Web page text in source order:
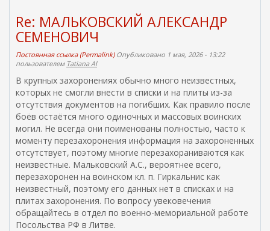
Re: МАЛЬКОВСКИЙ АЛЕКСАНДР
СЕМЕНОВИЧ
Постоянная ссылка (Permalink)Опубликовано 1 мая, 2026 - 13:22
пользователем Tatiana Al
В крупных захоронениях обычно много неизвестных,
которых не смогли внести в списки и на плиты из-за
отсутствия документов на погибших. Как правило после
боёв остаётся много одиночных и массовых воинских
могил. Не всегда они поименованы полностью, часто к
моменту перезахоронения информация на захороненных
отсутствует, поэтому многие перезахораниваются как
неизвестные. Мальковский А.С., вероятнее всего,
перезахоронен на воинском кл. п. Гиркальнис как
неизвестный, поэтому его данных нет в списках и на
плитах захоронения. По вопросу увековечения
обращайтесь в отдел по военно-мемориальной работе
Посольства РФ в Литве.